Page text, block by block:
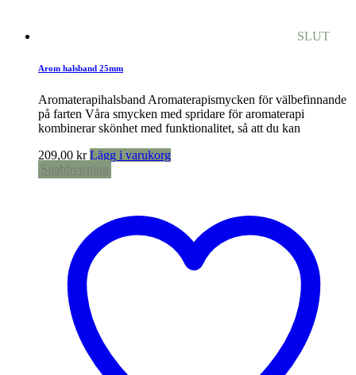
SLUT
Arom halsband 25mm
Aromaterapihalsband Aromaterapismycken för välbefinnande
på farten Våra smycken med spridare för aromaterapi
kombinerar skönhet med funktionalitet, så att du kan
209,00 kr Lägg i varukorg
Snabbvisning